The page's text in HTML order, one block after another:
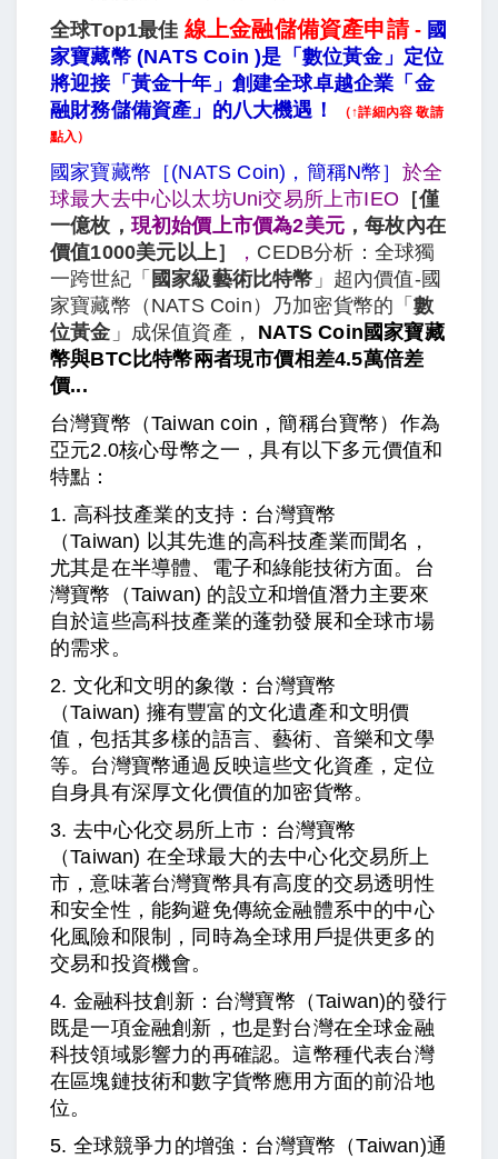
全球Top1最佳 線上金融儲備資產申請- 國
家寶藏幣 (NATS Coin )是「數位黃金」定位
將迎接「黃金十年」創建全球卓越企業「金
融財務儲備資產」的八大機遇！
（↑詳細內容 敬請
點入）
國家寶藏幣［(NATS Coin)，簡稱N幣］ 於全
球最大去中心以太坊Uni交易所上市IEO ［僅
一億枚， 現初始價上市價為2美元 ，每枚內在
價值1000美元以上］ ， CEDB分析：全球獨
一跨世紀「 國家級藝術比特幣 」超內價值-國
家寶藏幣（NATS Coin）乃加密貨幣的「數
位黃金 」成保值資產，
NATS Coin國家寶藏
幣與BTC比特幣兩者現市價相差4.5萬倍差
價...
台灣寶幣（Taiwan coin，簡稱台寶幣）作為
亞元2.0核心母幣之一，具有以下多元價值和
特點：
1. 高科技產業的支持：台灣寶幣
（Taiwan) 以其先進的高科技產業而聞名，
尤其是在半導體、電子和綠能技術方面。台
灣寶幣 （Taiwan) 的設立和增值潛力主要來
自於這些高科技產業的蓬勃發展和全球市場
的需求。
2. 文化和文明的象徵：台灣寶幣
（Taiwan) 擁有豐富的文化遺產和文明價
值，包括其多樣的語言、藝術、音樂和文學
等。台灣寶幣通過反映這些文化資產，定位
自身具有深厚文化價值的加密貨幣。
3. 去中心化交易所上市： 台灣寶幣
（Taiwan) 在全球最大的去中心化交易所上
市，意味著台灣寶幣具有高度的交易透明性
和安全性，能夠避免傳統金融體系中的中心
化風險和限制，同時為全球用戶提供更多的
交易和投資機會。
4. 金融科技創新：台灣寶幣 （Taiwan)的發行
既是一項金融創新，也是對台灣在全球金融
科技領域影響力的再確認。這幣種代表台灣
在區塊鏈技術和數字貨幣應用方面的前沿地
位。
5. 全球競爭力的增強：台灣寶幣 （Taiwan)通